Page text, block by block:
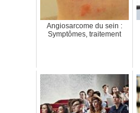
Angiosarcome du sein :
Symptômes, traitement